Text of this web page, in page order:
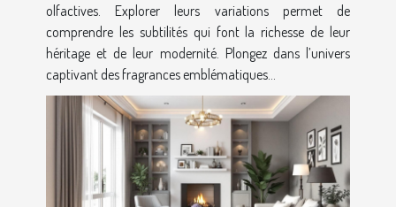
olfactives. Explorer leurs variations permet de
comprendre les subtilités qui font la richesse de leur
héritage et de leur modernité. Plongez dans l’univers
captivant des fragrances emblématiques...